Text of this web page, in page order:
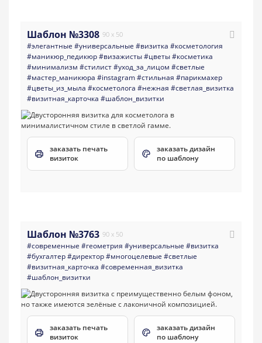
Шаблон №3308 90 x 50
#элегантные #универсальные #визитка #косметология
#маникюр_педикюр#визажисты#цветы#косметика
#минимализм #стилист#уход_за_лицом #светлые
#мастер_маникюра #instagram#стильная #парикмахер
#цветы_из_мыла #косметолога #нежная #светлая_визитка
#визитная_карточка #шаблон_визитки
заказать печать
визиток
заказать дизайн
по шаблону
Шаблон №3763 90 x 50
#современные #геометрия #универсальные #визитка
#бухгалтер#директор#многоцелевые #светлые
#визитная_карточка #современная_визитка
#шаблон_визитки
заказать печать
визиток
заказать дизайн
по шаблону